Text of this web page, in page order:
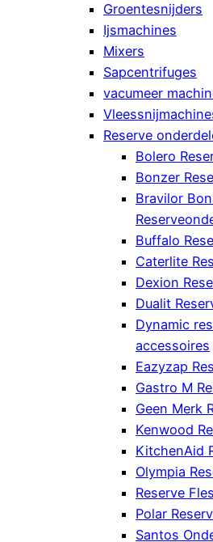
Groentesnijders
Ijsmachines
Mixers
Sapcentrifuges
vacumeer
Reserve
Bolero
Bonzer
Bravilor
Buffalo
Caterlite
Dexion
Dualit
Dynamic
accessoires
Eazyzap
Gastro M
Geen Merk
Kenwood
KitchenAid
Olympia
Reserve
Polar
Santos